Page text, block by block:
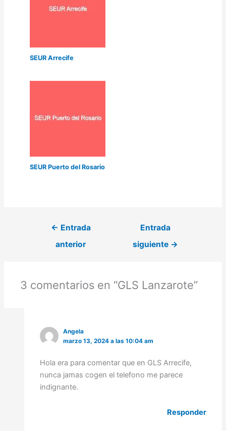
SEUR Arrecife
SEUR Puerto del Rosario
← Entrada
anterior
Entrada
siguiente →
3 comentarios en “GLS Lanzarote”
Angela
marzo 13, 2024 a las 10:04 am
Hola era para comentar que en GLS Arrecife,
nunca jamas cogen el telefono me parece
indignante.
Responder